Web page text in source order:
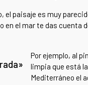
el paisaje es muy
el mar te das cuenta
Por ejemplo, al
limpia que está
Mediterráneo el